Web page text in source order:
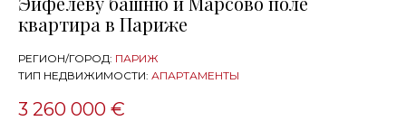
квартира в Париже
РЕГИОН/ГОРОД: ПАРИЖ
ТИП НЕДВИЖИМОСТИ: АПАРТАМЕНТЫ
3 260 000 €